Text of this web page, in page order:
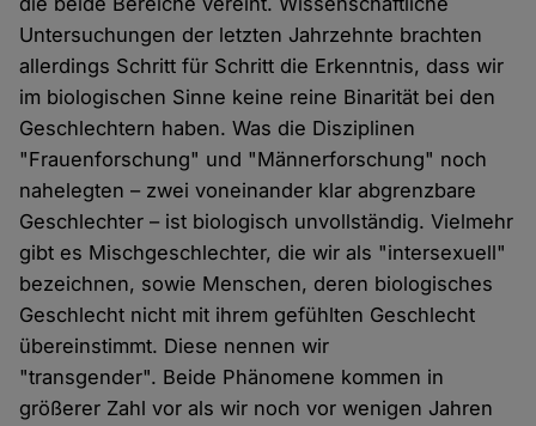
Untersuchungen der letzten Jahrzehnte brachten
allerdings Schritt für Schritt die Erkenntnis, dass wir
im biologischen Sinne keine reine Binarität bei den
Geschlechtern haben. Was die Disziplinen
"Frauenforschung" und "Männerforschung" noch
nahelegten – zwei voneinander klar abgrenzbare
Geschlechter – ist biologisch unvollständig. Vielmehr
gibt es Mischgeschlechter, die wir als "intersexuell"
bezeichnen, sowie Menschen, deren biologisches
Geschlecht nicht mit ihrem gefühlten Geschlecht
übereinstimmt. Diese nennen wir
"transgender". Beide Phänomene kommen in
größerer Zahl vor als wir noch vor wenigen Jahren